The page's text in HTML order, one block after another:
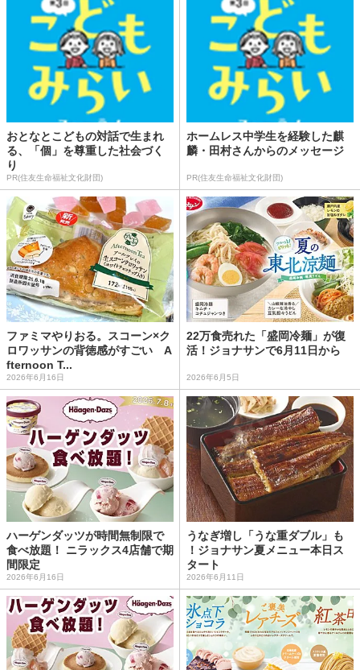
おとなとこどもの対話で生まれ
る、「個」を尊重した社会づく
り
PR(住友生命福祉文化財団)
ホームレス中学生を経験した麒
麟・田村さんからのメッセージ
PR(住友生命福祉文化財団)
ファミマやりおる。スコーン×ク
ロワッサンの背徳感がすごい A
fternoon T...
2026年6月16日
22万食売れた「盛岡冷麺」が復
活！ジョナサンで6月11日から
2026年6月5日
ハーゲンダッツが時間無制限で
食べ放題！ ニラックス4店舗で期
間限定
2026年6月16日
うなぎ増し「うな重ダブル」も
！ジョナサン夏メニュー本日ス
タート
2026年6月11日